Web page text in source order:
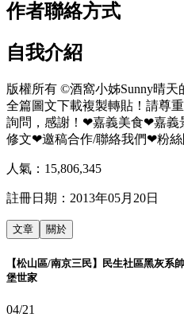
作者聯絡方式
自我介紹
版權所有 ©酒窩小姊Sunny晴
全篇圖文下載複製轉貼！請尊
詢問，感謝！❤嘉義美食❤嘉
修文❤邀稿合作/聯絡我們❤粉絲
人氣： 15,806,345
註冊日期： 2013年05月20日
文章 關於
【松山區/南京三民】民生社區黑灰系
堡世家
04/21